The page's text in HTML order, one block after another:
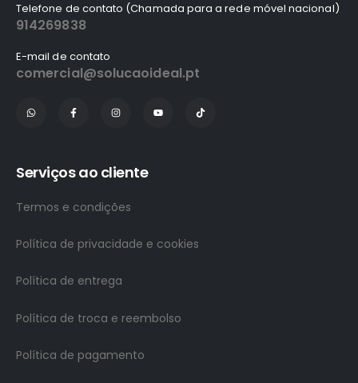
Telefone de contato (Chamada para a rede móvel nacional)
914269838
E-mail de contato
comercial@solucaoideal.pt
Serviços ao cliente
Termos e condições
Política de privacidade e cookies
Política de entrega
Política de troca e reembolso
Política de pagamento